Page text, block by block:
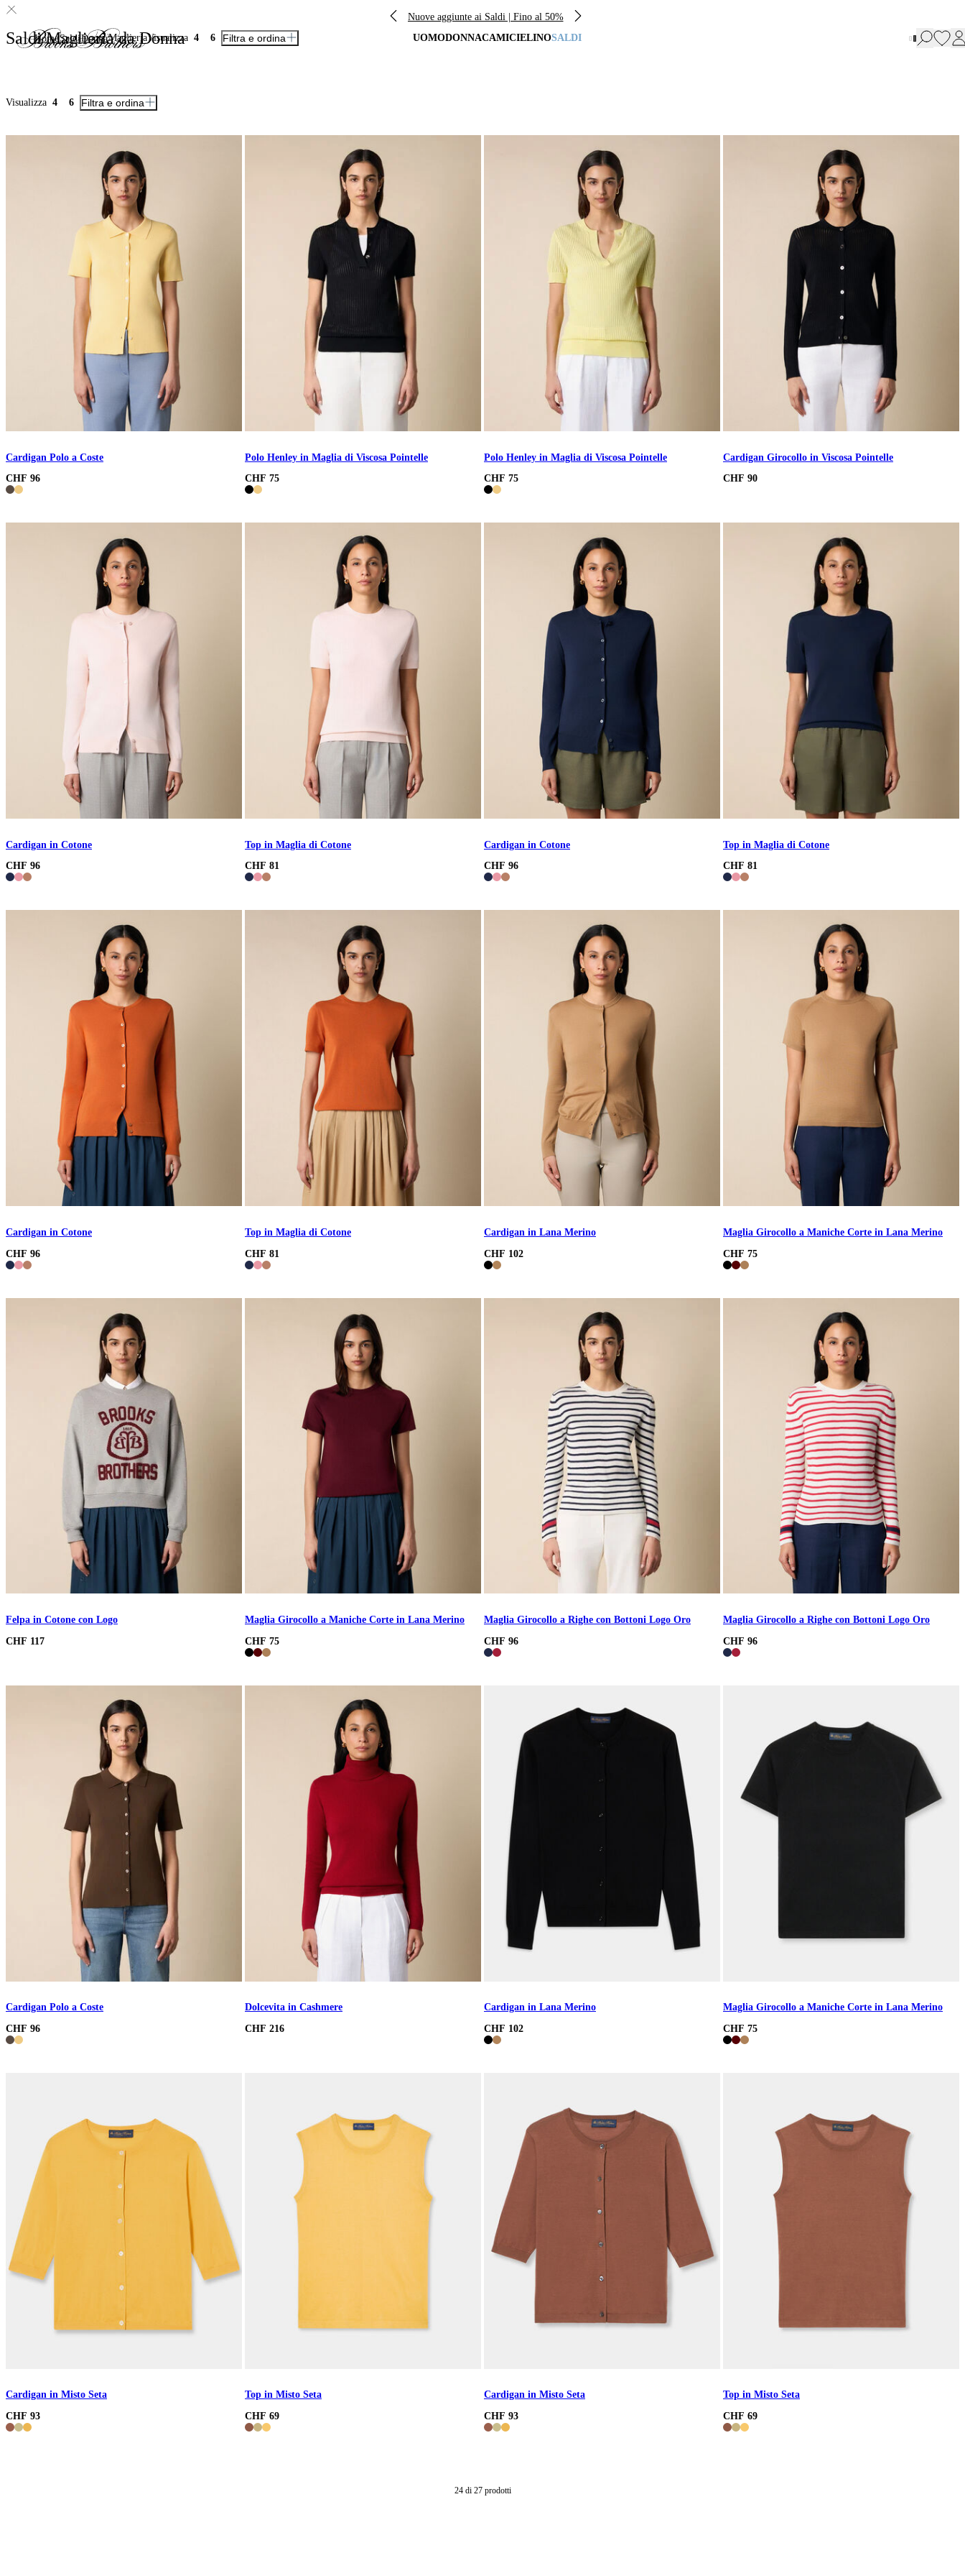
Nuove aggiunte ai Saldi | Fino al 50%
UOMODONNACAMICIELINOSALDI
HomeSaldiDonnaMaglieriaVisualizza 4 6 Filtra e ordina
Saldi Maglieria da Donna
Visualizza 4 6 Filtra e ordina
Cardigan Polo a Coste
CHF 96
Polo Henley in Maglia di Viscosa Pointelle
CHF 75
Polo Henley in Maglia di Viscosa Pointelle
CHF 75
Cardigan Girocollo in Viscosa Pointelle
CHF 90
Cardigan in Cotone
CHF 96
Top in Maglia di Cotone
CHF 81
Cardigan in Cotone
CHF 96
Top in Maglia di Cotone
CHF 81
Cardigan in Cotone
CHF 96
Top in Maglia di Cotone
CHF 81
Cardigan in Lana Merino
CHF 102
Maglia Girocollo a Maniche Corte in Lana Merino
CHF 75
Felpa in Cotone con Logo
CHF 117
Maglia Girocollo a Maniche Corte in Lana Merino
CHF 75
Maglia Girocollo a Righe con Bottoni Logo Oro
CHF 96
Maglia Girocollo a Righe con Bottoni Logo Oro
CHF 96
Cardigan Polo a Coste
CHF 96
Dolcevita in Cashmere
CHF 216
Cardigan in Lana Merino
CHF 102
Maglia Girocollo a Maniche Corte in Lana Merino
CHF 75
Cardigan in Misto Seta
CHF 93
Top in Misto Seta
CHF 69
Cardigan in Misto Seta
CHF 93
Top in Misto Seta
CHF 69
24di 27prodotti